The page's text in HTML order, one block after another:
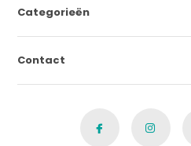
Categorieën
Contact